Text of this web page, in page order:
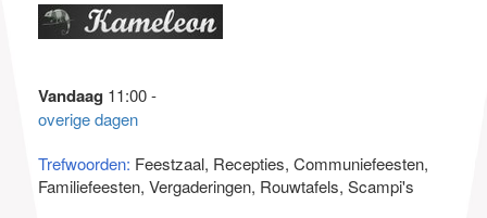
Vandaag 11:00 -
overige dagen
Trefwoorden: Feestzaal, Recepties, Communiefeesten,
Familiefeesten, Vergaderingen, Rouwtafels, Scampi's